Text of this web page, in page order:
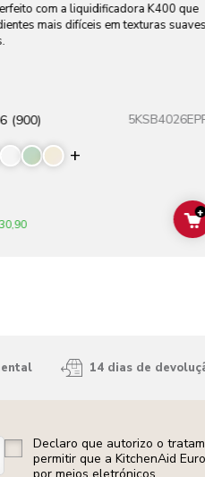
com a liquidificadora K400 que
mais difíceis em texturas suaves
(900)
Display more
+
14 dias de
Declaro que autorizo o
permitir que a KitchenAid